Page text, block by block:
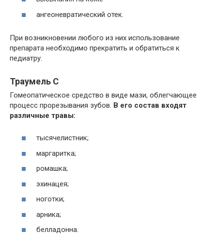
ангеоневратический отек.
При возникновении любого из них использование
препарата необходимо прекратить и обратиться к
педиатру.
Траумель С
Гомеопатическое средство в виде мази, облегчающее
процесс прорезывания зубов. В его состав входят
различные травы:
тысячелистник;
маргаритка;
ромашка;
эхинацея;
ноготки;
арника;
белладонна.